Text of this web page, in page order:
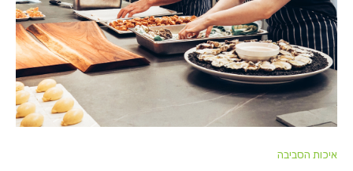
איכות הסביבה